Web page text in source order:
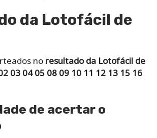
da Lotofácil de
no resultado da Lotofácil de
03 04 05 08 09 10 11 12 13 15 16
de acertar o